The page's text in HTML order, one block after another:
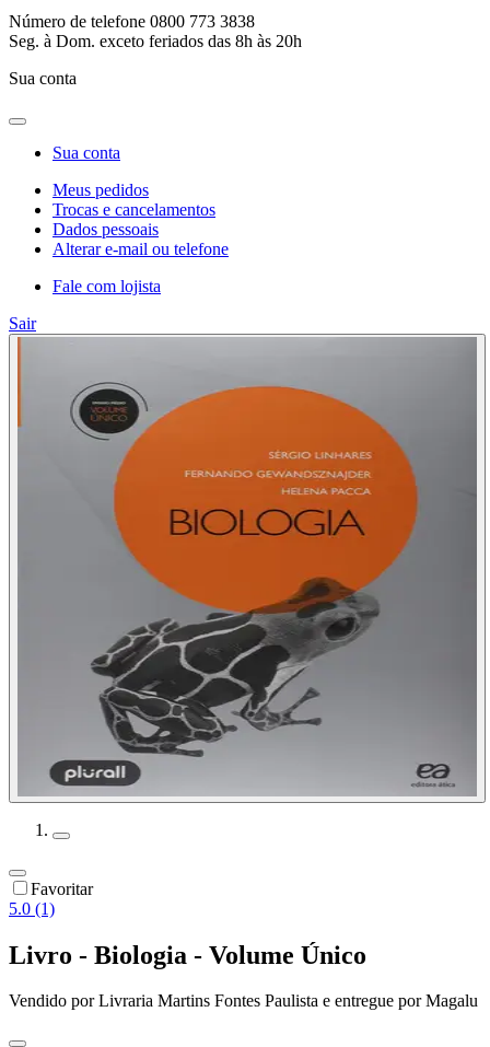
Número de telefone 0800 773 3838
Seg. à Dom. exceto feriados das 8h às 20h
Sua conta
Sua conta
Meus pedidos
Trocas e cancelamentos
Dados pessoais
Alterar e-mail ou telefone
Fale com lojista
Sair
Favoritar
5.0 (1)
Livro - Biologia - Volume Único
Vendido porLivraria Martins Fontes Paulista e entregue por Magalu